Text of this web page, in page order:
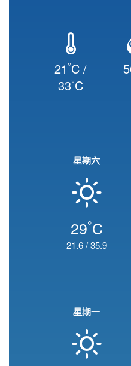
21°C /
33°C
星期六
29°C
21.6/35.9
星期一